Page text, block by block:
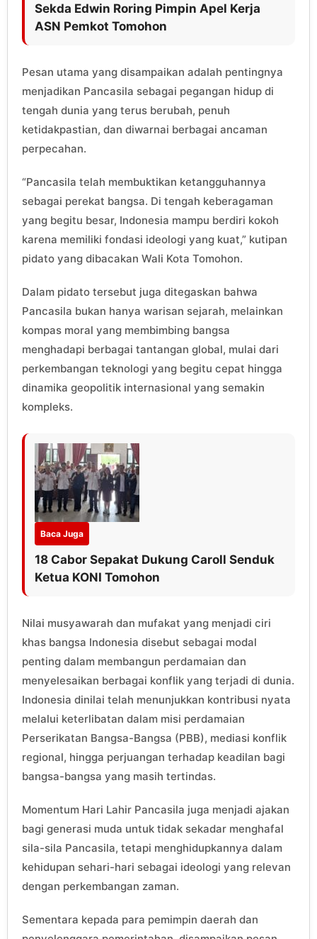
Sekda Edwin Roring Pimpin Apel Kerja
ASN Pemkot Tomohon
Pesan utama yang disampaikan adalah pentingnya
menjadikan Pancasila sebagai pegangan hidup di
tengah dunia yang terus berubah, penuh
ketidakpastian, dan diwarnai berbagai ancaman
perpecahan.
“Pancasila telah membuktikan ketangguhannya
sebagai perekat bangsa. Di tengah keberagaman
yang begitu besar, Indonesia mampu berdiri kokoh
karena memiliki fondasi ideologi yang kuat,” kutipan
pidato yang dibacakan Wali Kota Tomohon.
Dalam pidato tersebut juga ditegaskan bahwa
Pancasila bukan hanya warisan sejarah, melainkan
kompas moral yang membimbing bangsa
menghadapi berbagai tantangan global, mulai dari
perkembangan teknologi yang begitu cepat hingga
dinamika geopolitik internasional yang semakin
kompleks.
Baca Juga
18 Cabor Sepakat Dukung Caroll Senduk
Ketua KONI Tomohon
Nilai musyawarah dan mufakat yang menjadi ciri
khas bangsa Indonesia disebut sebagai modal
penting dalam membangun perdamaian dan
menyelesaikan berbagai konflik yang terjadi di dunia.
Indonesia dinilai telah menunjukkan kontribusi nyata
melalui keterlibatan dalam misi perdamaian
Perserikatan Bangsa-Bangsa (PBB), mediasi konflik
regional, hingga perjuangan terhadap keadilan bagi
bangsa-bangsa yang masih tertindas.
Momentum Hari Lahir Pancasila juga menjadi ajakan
bagi generasi muda untuk tidak sekadar menghafal
sila-sila Pancasila, tetapi menghidupkannya dalam
kehidupan sehari-hari sebagai ideologi yang relevan
dengan perkembangan zaman.
Sementara kepada para pemimpin daerah dan